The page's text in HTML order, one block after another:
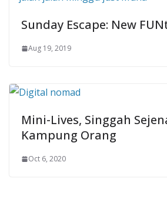
Sunday Escape: New
Aug 19, 2019
Mini-Lives, Singgah
Kampung Orang
Oct 6, 2020